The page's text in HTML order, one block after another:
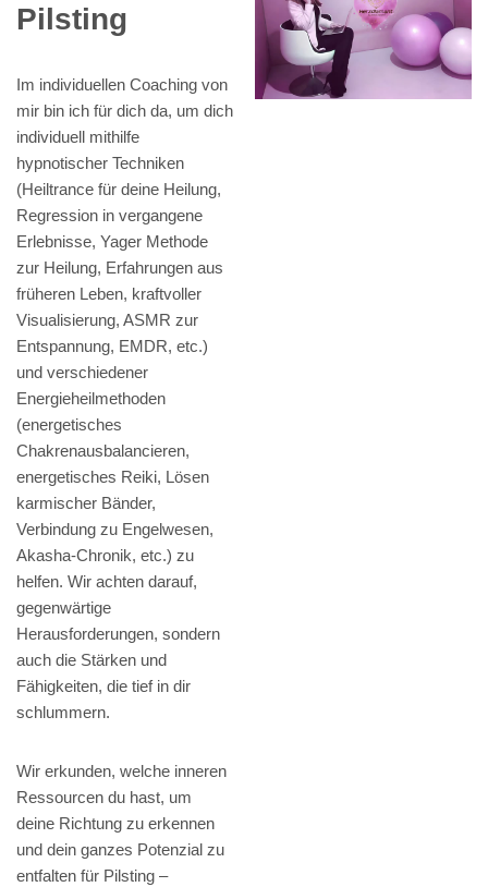
Pilsting
Im individuellen Coaching von
mir bin ich für dich da, um dich
individuell mithilfe
hypnotischer Techniken
(Heiltrance für deine Heilung,
Regression in vergangene
Erlebnisse, Yager Methode
zur Heilung, Erfahrungen aus
früheren Leben, kraftvoller
Visualisierung, ASMR zur
Entspannung, EMDR, etc.)
und verschiedener
Energieheilmethoden
(energetisches
Chakrenausbalancieren,
energetisches Reiki, Lösen
karmischer Bänder,
Verbindung zu Engelwesen,
Akasha-Chronik, etc.) zu
helfen. Wir achten darauf,
gegenwärtige
Herausforderungen, sondern
auch die Stärken und
Fähigkeiten, die tief in dir
schlummern.
Wir erkunden, welche inneren
Ressourcen du hast, um
deine Richtung zu erkennen
und dein ganzes Potenzial zu
entfalten für Pilsting –